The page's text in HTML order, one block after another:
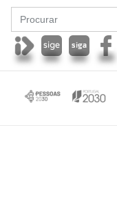
Search
for: